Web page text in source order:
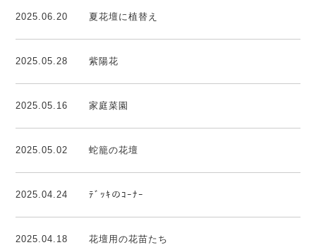
2025.06.20 夏花壇に植替え
2025.05.28 紫陽花
2025.05.16 家庭菜園
2025.05.02 蛇籠の花壇
2025.04.24 ﾃﾞｯｷのｺｰﾅｰ
2025.04.18 花壇用の花苗たち